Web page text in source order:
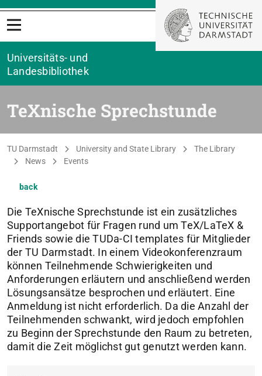
Open menu
Universitäts- und
Landesbibliothek
TeXnische Sprechstunde
You are here:
TU Darmstadt University and State Library
The Library
News
Events
back
Die TeXnische Sprechstunde ist ein zusätzliches
Supportangebot für Fragen rund um TeX/LaTeX &
Friends sowie die TUDa-CI templates für Mitglieder
der TU Darmstadt. In einem Videokonferenzraum
können Teilnehmende Schwierigkeiten und
Anforderungen erläutern und anschließend werden
Lösungsansätze besprochen und erläutert. Eine
Anmeldung ist nicht erforderlich. Da die Anzahl der
Teilnehmenden schwankt, wird jedoch empfohlen
zu Beginn der Sprechstunde den Raum zu betreten,
damit die Zeit möglichst gut genutzt werden kann.